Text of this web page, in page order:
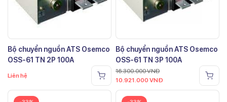
Bộ chuyển nguồn ATS Osemco
OSS-61 TN 2P 100A
Liên hệ
Bộ chuyển nguồn ATS Osemco
OSS-61 TN 3P 100A
16.300.000VNĐ
10.921.000 VNĐ